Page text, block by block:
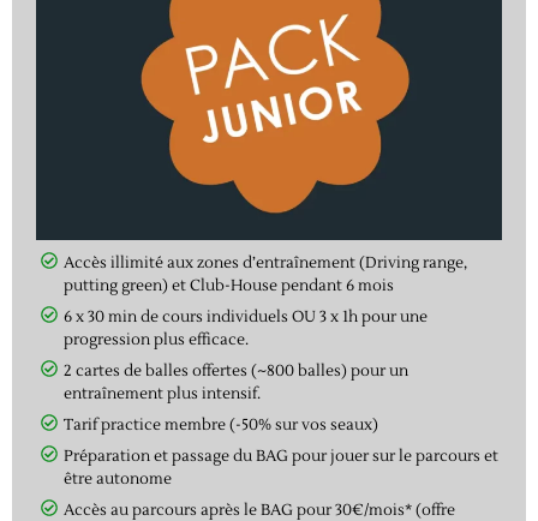
Accès illimité aux zones d’entraînement (Driving range,
putting green) et Club-House pendant 6 mois
6 x 30 min de cours individuels OU 3 x 1h pour une
progression plus efficace.
2 cartes de balles offertes (~800 balles) pour un
entraînement plus intensif.
Tarif practice membre (-50% sur vos seaux)
Préparation et passage du BAG pour jouer sur le parcours et
être autonome
Accès au parcours après le BAG pour 30€/mois* (offre